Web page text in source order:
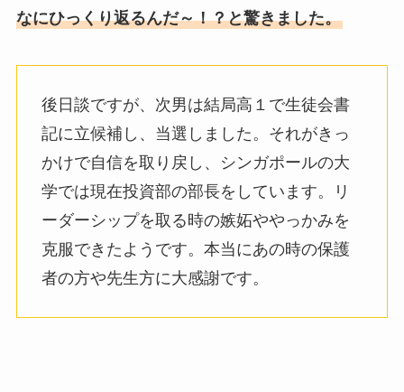
なにひっくり返るんだ～！？と驚きました。
後日談ですが、次男は結局高１で生徒会書
記に立候補し、当選しました。それがきっ
かけで自信を取り戻し、シンガポールの大
学では現在投資部の部長をしています。リ
ーダーシップを取る時の嫉妬ややっかみを
克服できたようです。本当にあの時の保護
者の方や先生方に大感謝です。